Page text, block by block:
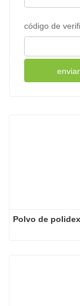
código de
enviar
Polvo de